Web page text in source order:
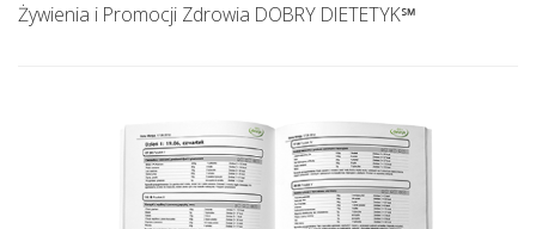
Żywienia i Promocji Zdrowia DOBRY DIETETYK℠